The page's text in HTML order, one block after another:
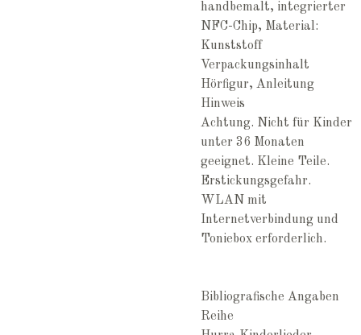
handbemalt, integrierter
NFC-Chip, Material:
Kunststoff
Verpackungsinhalt
Hörfigur, Anleitung
Hinweis
Achtung. Nicht für Kinder
unter 36 Monaten
geeignet. Kleine Teile.
Erstickungsgefahr.
WLAN mit
Internetverbindung und
Toniebox erforderlich.
Bibliografische Angaben
Reihe